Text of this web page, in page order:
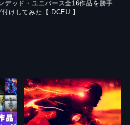
デッド・ユニバース全16作品を勝手
けしてみた【 DCEU 】